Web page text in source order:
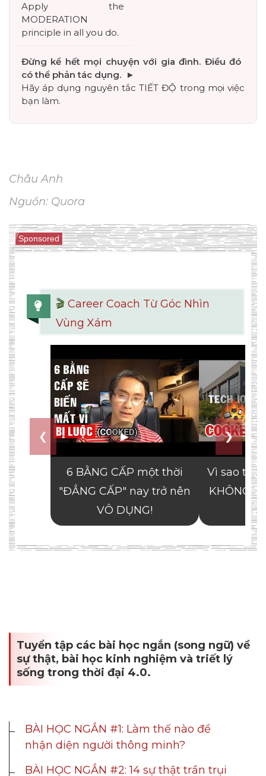
Apply the
MODERATION
principle in all you do.
Hãy áp dụng nguyên tắc TIẾT ĐỘ trong mọi việc
bạn làm.
Châu Anh
Nguồn: Quora
Sponsored
Dimensions